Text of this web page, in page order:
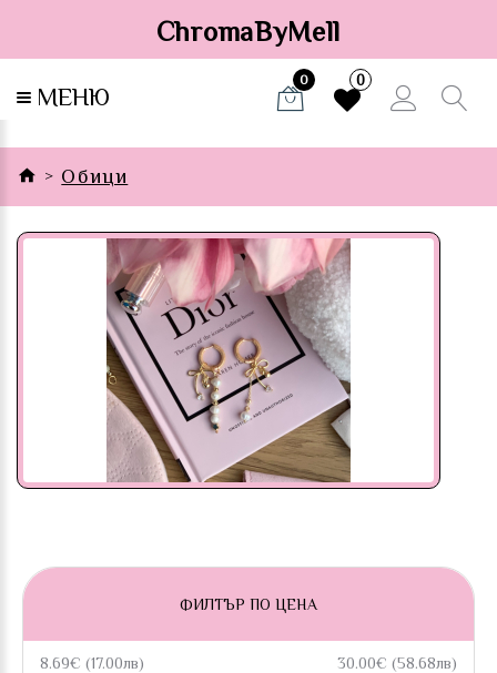
ChromaByMell
МЕНЮ
0 0
Обици
ФИЛТЪР ПО ЦЕНА
8.69€ (17.00лв) 30.00€ (58.68лв)